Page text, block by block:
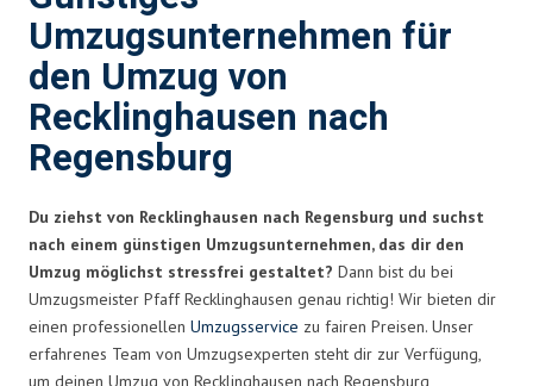
Umzugsunternehmen für
den Umzug von
Recklinghausen nach
Regensburg
Du ziehst von Recklinghausen nach Regensburg und suchst
nach einem günstigen Umzugsunternehmen, das dir den
Umzug möglichst stressfrei gestaltet? Dann bist du bei
Umzugsmeister Pfaff Recklinghausen genau richtig! Wir bieten dir
einen professionellen Umzugsservice zu fairen Preisen. Unser
erfahrenes Team von Umzugsexperten steht dir zur Verfügung,
um deinen Umzug von Recklinghausen nach Regensburg